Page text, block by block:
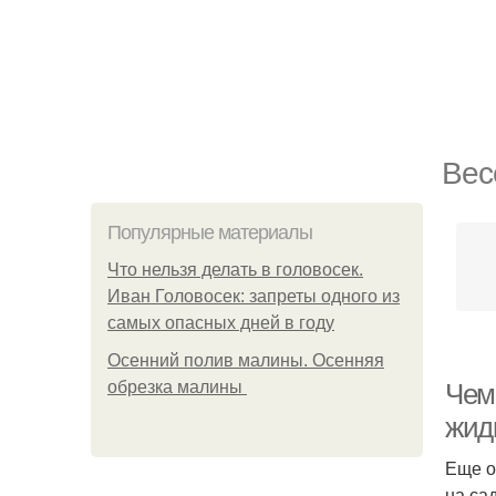
Популярные материалы
Что нельзя делать в головосек.
Иван Головосек: запреты одного из
самых опасных дней в году
Осенний полив малины. Осенняя
обрезка малины
Чем
Еще